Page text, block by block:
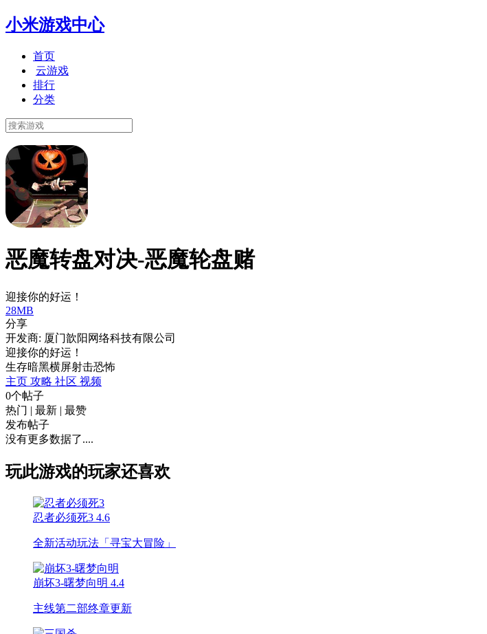
小米游戏中心
首页
云游戏
排行
分类
恶魔转盘对决-恶魔轮盘赌
迎接你的好运！
28MB
分享
开发商: 厦门歆阳网络科技有限公司
迎接你的好运！
生存暗黑横屏射击恐怖
主页 攻略 社区 视频
0个帖子
热门 | 最新 | 最赞
发布帖子
没有更多数据了....
玩此游戏的玩家还喜欢
忍者必须死3 4.6
全新活动玩法「寻宝大冒险」
崩坏3-曙梦向明 4.4
主线第二部终章更新